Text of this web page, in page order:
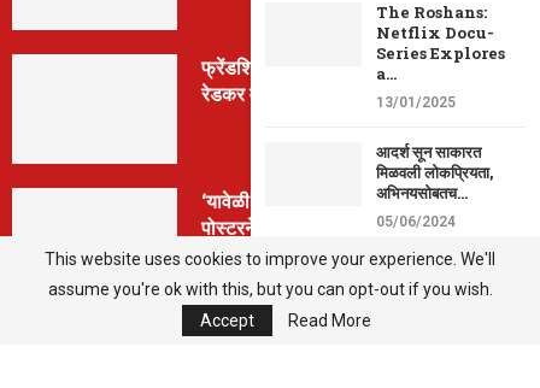
फ्रेंडशिप डे निमित्त ‘मैत्रेया’ची घोषणा; क्रांती
रेडकर वानखेडे पुन्हा दिग्दर्शनात
‘यावेळी तिसराच आहे!’… ‘झिम्मा ३’च्या पहिल्या
पोस्टरने वाढवला सस्पेन्स
The Roshans:
Netflix Docu-
Series Explores
a...
13/01/2025
आदर्श सून साकारत
मिळवली लोकप्रियता,
अभिनयसोबतच...
05/06/2024
सईच्या घरी आली नवी
पाहुणी! नव्या...
This website uses cookies to improve your experience. We'll
assume you're ok with this, but you can opt-out if you wish.
Accept
Read More